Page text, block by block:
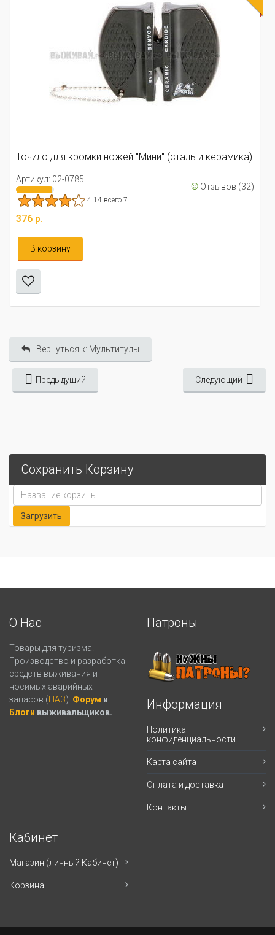
"Мини" (сталь и керамика)
☺
7
Точило Bear Grylls
806 р.
Уведомить меня
Вернуться к: Мультитулы
Предыдущий Следующий
Сохранить Корзину
О Нас
Товары для туризма.
Производство и разработка
средств выживания и
носимых аварийных
запасов (НАЗ). Форум и
Блоги выживальщиков.
Патроны
Информация
Политика
конфиденциальности
Карта сайта
Оплата и доставка
Контакты
Кабинет
Магазин (личный Кабинет)
Корзина